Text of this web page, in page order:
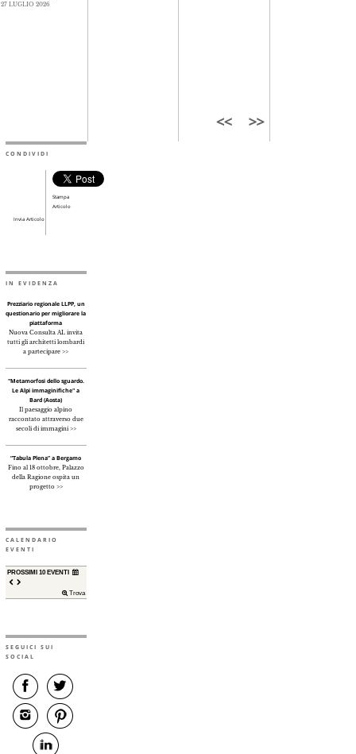
27 LUGLIO 2026
CONDIVIDI
Stampa
Articolo
Invia Articolo
IN EVIDENZA
Prezziario regionale LLPP, un
questionario per migliorare la
piattaforma
Nuova Consulta AL invita
tutti gli architetti lombardi
a partecipare >>
"Metamorfosi dello sguardo.
Le Alpi immaginifiche" a
Bard (Aosta)
Il paesaggio alpino
raccontato attraverso due
secoli di immagini >>
“Tabula Plena” a Bergamo
Fino al 18 ottobre, Palazzo
della Ragione ospita un
progetto >>
CALENDARIO
EVENTI
PROSSIMI 10 EVENTI
Trova
SEGUICI SUI
SOCIAL